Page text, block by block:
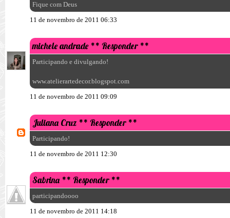
Fique com Deus
11 de novembro de 2011 06:33
michele andrade ** Responder **
Participando e divulgando!
www.atelierartedecor.blogspot.com
11 de novembro de 2011 09:09
Juliana Cruz ** Responder **
Participando!
11 de novembro de 2011 12:30
Sabrina ** Responder **
participandoooo
11 de novembro de 2011 14:18